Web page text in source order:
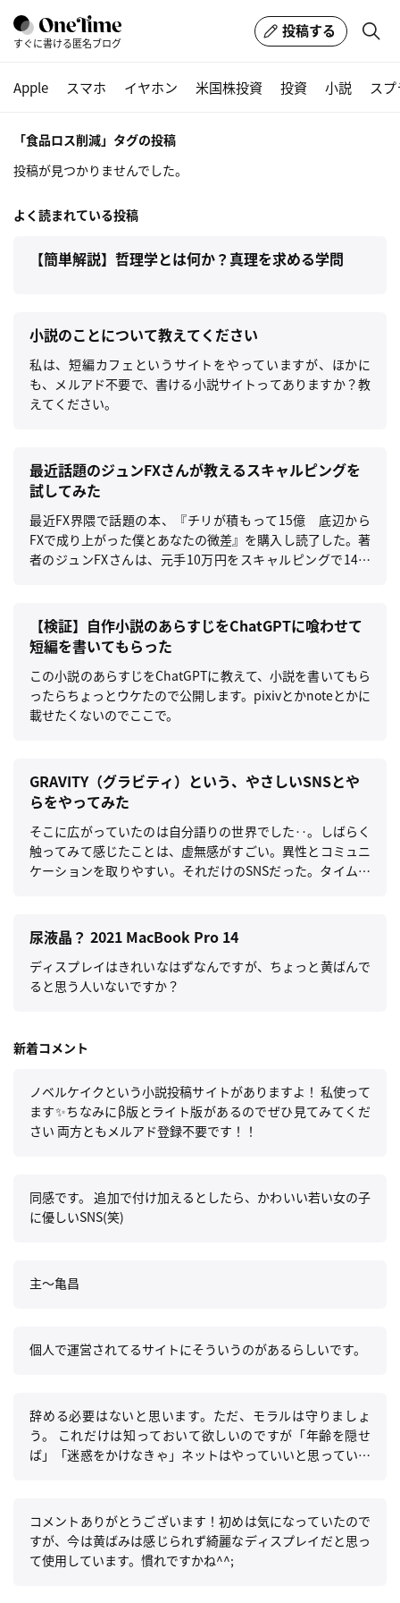
すぐに書ける匿名ブログ
投稿する
Apple スマホ イヤホン 米国株投資 投資 小説 ス
「食品ロス削減」タグの投稿
投稿が見つかりませんでした。
よく読まれている投稿
【簡単解説】哲理学とは何か？真理を求める学問
小説のことについて教えてください
私は、短編カフェというサイトをやっていますが、ほかに
も、メルアド不要で、書ける小説サイトってありますか？教
えてください。
最近話題のジュンFXさんが教えるスキャルピングを
試してみた
最近FX界隈で話題の本、『チリが積もって15億 底辺から
FXで成り上がった僕とあなたの微差』を購入し読了した。著
者のジュンFXさんは、元手10万円をスキャルピングで14億
【検証】自作小説のあらすじをChatGPTに喰わせて
短編を書いてもらった
この小説のあらすじをChatGPTに教えて、小説を書いてもら
ったらちょっとウケたので公開します。pixivとかnoteとかに
載せたくないのでここで。
GRAVITY（グラビティ）という、やさしいSNSとや
らをやってみた
そこに広がっていたのは自分語りの世界でした‥。しばらく
触ってみて感じたことは、虚無感がすごい。異性とコミュニ
ケーションを取りやすい。それだけのSNSだった。タイムラ
うな感じ。驚くほど何も感情が湧かない。
尿液晶？ 2021 MacBook Pro 14
ディスプレイはきれいなはずなんですが、ちょっと黄ばんで
ると思う人いないですか？
新着コメント
ノベルケイクという小説投稿サイトがありますよ！ 私使って
ます✨️ちなみにβ版とライト版があるのでぜひ見てみてくだ
さい 両方ともメルアド登録不要です！！
同感です。 追加で付け加えるとしたら、かわいい若い女の子
に優しいSNS(笑)
主〜亀昌
個人で運営されてるサイトにそういうのがあるらしいです。
辞める必要はないと思います。ただ、モラルは守りましょ
う。 これだけは知っておいて欲しいのですが「年齢を隠せ
ば」「迷惑をかけなきゃ」ネットはやっていいと思っている
りやすく言えば「モラルを守っていない(年齢を隠せばいい
と思っている)時点で他人には迷惑をかけている」というこ
とです。 ネットの利用を辞めろとはいいません。 ただ、そ
れだけは肝に銘じて利用してください。
コメントありがとうございます！初めは気になっていたので
すが、今は黄ばみは感じられず綺麗なディスプレイだと思っ
て使用しています。慣れですかね^^;